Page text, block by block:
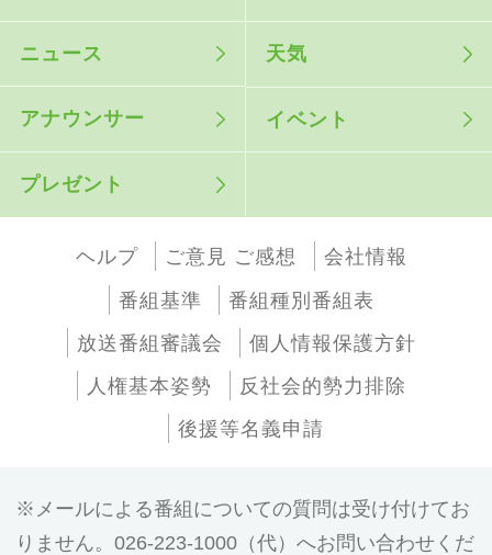
ニュース 天気
アナウンサー イベント
プレゼント
ヘルプ ご意見 ご感想
会社情報
番組基準
番組種別番組表
放送番組審議会
個人情報保護方針
人権基本姿勢
反社会的勢力排除
後援等名義申請
メールによる番組についての質問は受け付けてお
りません。026-223-1000（代）へお問い合わせくだ